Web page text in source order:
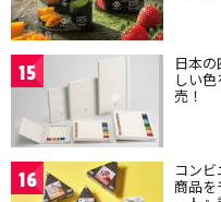
15 日本
しい
売！
16 コン
商品